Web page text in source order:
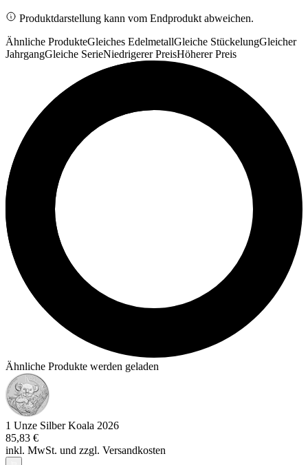
Produktdarstellung kann vom Endprodukt abweichen.
Ähnliche ProdukteGleiches EdelmetallGleiche StückelungGleicher
JahrgangGleiche SerieNiedrigerer PreisHöherer Preis
Ähnliche Produkte werden geladen
1 Unze Silber Koala 2026
85,83 €
inkl. MwSt. und zzgl. Versandkosten